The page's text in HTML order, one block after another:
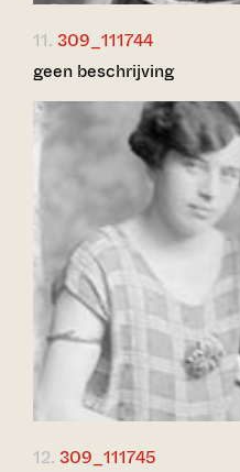
11. 309_111744
geen beschrijving
12. 309_111745